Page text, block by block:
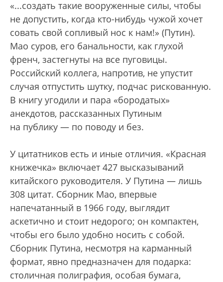
«...создать такие вооруженные силы, чтобы
не допустить, когда кто-нибудь чужой хочет
совать свой сопливый нос к нам!» (Путин).
Мао суров, его банальности, как глухой
френч, застегнуты на все пуговицы.
Российский коллега, напротив, не упустит
случая отпустить шутку, подчас рискованную.
В книгу угодили и пара «бородатых»
анекдотов, рассказанных Путиным
на публику — по поводу и без.
У цитатников есть и иные отличия. «Красная
книжечка» включает 427 высказываний
китайского руководителя. У Путина — лишь
308 цитат. Сборник Мао, впервые
напечатанный в 1966 году, выглядит
аскетично и стоит недорого; он компактен,
чтобы его было удобно носить с собой.
Сборник Путина, несмотря на карманный
формат, явно предназначен для подарка:
столичная полиграфия, особая бумага,